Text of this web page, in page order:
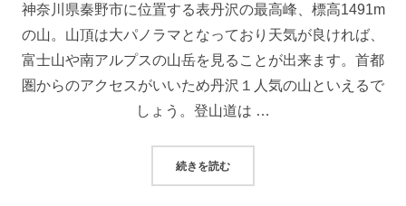
神奈川県秦野市に位置する表丹沢の最高峰、標高1491m
の山。山頂は大パノラマとなっており天気が良ければ、
富士山や南アルプスの山岳を見ることが出来ます。首都
圏からのアクセスがいいため丹沢１人気の山といえるで
しょう。登山道は …
続きを読む“塔ノ岳 表尾根縦走コース”